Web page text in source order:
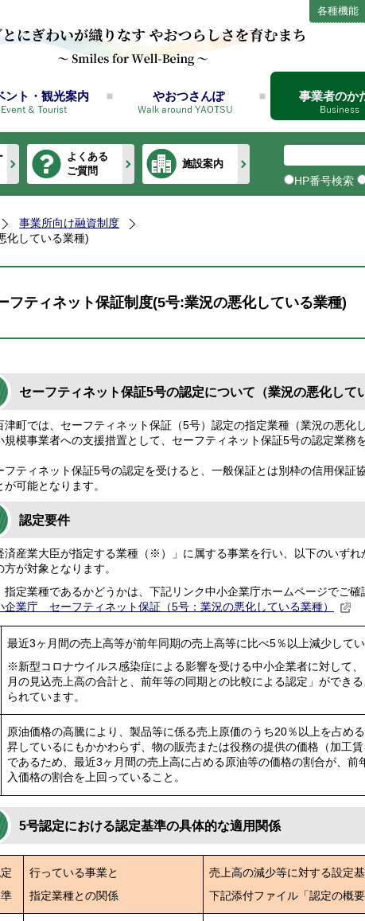
各種機能
ント・観光案内 やおつさんぽ 事業者のか
よくある
ご質問
施設案内
HP番号検索
事業所向け融資制度
化している業種)
フティネット保証制度(5号:業況の悪化している業種)
セーフティネット保証5号の認定について（業況の悪化して
町では、セーフティネット保証（5号）認定の指定業種（業況の悪化
規模事業者への支援措置として、セーフティネット保証5号の認定業務
ティネット保証5号の認定を受けると、一般保証とは別枠の信用保証
が可能となります。
認定要件
産業大臣が指定する業種（※）」に属する事業を行い、以下のいずれ
方が対象となります。
指定業種であるかどうかは、下記リンク中小企業庁ホームページでご確
企業庁 セーフティネット保証（5号：業況の悪化している業種）
最近3ヶ月間の売上高等が前年同期の売上高等に比べ5％以上減少してい
※新型コロナウイルス感染症による影響を受ける中小企業者に対して
月の見込売上高の合計と、前年等の同期との比較による認定」ができ
られています。
原油価格の高騰により、製品等に係る売上原価のうち20％以上を占め
昇しているにもかかわらず、物の販売または役務の提供の価格（加工
であるため、最近3ヶ月間の売上高に占める原油等の価格の割合が、
入価格の割合を上回っていること。
5号認定における認定基準の具体的な適用関係
行っている事業と
指定業種との関係
売上高の減少等に対する設定
下記添付ファイル「認定の概